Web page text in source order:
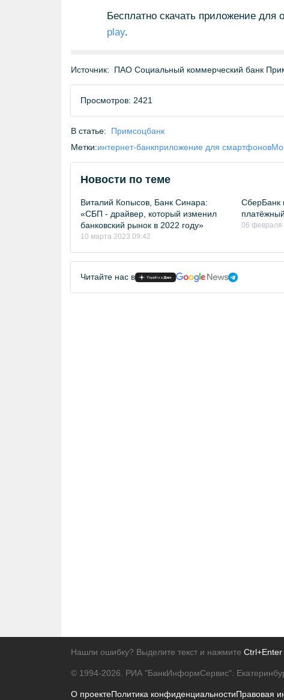
Бесплатно скачать приложение
play.
Источник: ПАО Социальный коммерческий банк
Просмотров: 2421
В статье:
Примсоцбанк
Метки:интернет-банкприложение для смартфонов
Новости по теме
Виталий Копысов, Банк Синара:
«СБП - драйвер, который изменил
банковский рынок в 2022 году»
10 марта 2023 09:42
СберБанк
06 февраля
Читайте нас в
Нашли ошибку? Выделите текст и нажмите Ctrl+Enter
© 1994-2026. РИА "БанкИнформСервис".
О проектеПолитика конфиденциальностиПравовая